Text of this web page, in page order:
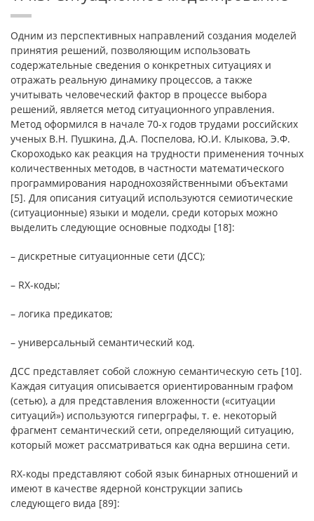
Одним из перспективных направлений создания моделей
принятия решений, позволяющим использовать
содержательные сведения о конкретных ситуациях и
отражать реальную динамику процессов, а также
учитывать человеческий фактор в процессе выбора
решений, является метод ситуационного управления.
Метод оформился в начале 70-х годов трудами российских
ученых В.Н. Пушкина, Д.А. Поспелова, Ю.И. Клыкова, Э.Ф.
Скороходько как реакция на трудности применения точных
количественных методов, в частности математического
программирования народнохозяйственными объектами
[5]. Для описания ситуаций используются семиотические
(ситуационные) языки и модели, среди которых можно
выделить следующие основные подходы [18]:
– дискретные ситуационные сети (ДСС);
– RX-коды;
– логика предикатов;
– универсальный семантический код.
ДСС представляет собой сложную семантическую сеть [10].
Каждая ситуация описывается ориентированным графом
(сетью), а для представления вложенности («ситуации
ситуаций») используются гиперграфы, т. е. некоторый
фрагмент семантический сети, определяющий ситуацию,
который может рассматриваться как одна вершина сети.
RX-коды представляют собой язык бинарных отношений и
имеют в качестве ядерной конструкции запись
следующего вида [89]: